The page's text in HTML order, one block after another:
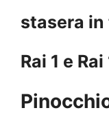
stasera in
Rai 1 e Rai